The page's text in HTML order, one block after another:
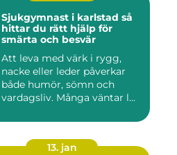
Sjukgymnast i karlstad så
hittar du rätt hjälp för
smärta och besvär
Att leva med värk i rygg,
nacke eller leder påverkar
både humör, sömn och
vardagsliv. Många väntar l...
13. jan